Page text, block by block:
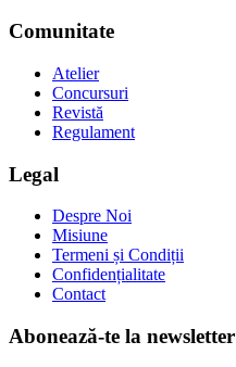
Comunitate
Atelier
Concursuri
Revistă
Regulament
Legal
Despre Noi
Misiune
Termeni și Condiții
Confidențialitate
Contact
Abonează-te la newsletter